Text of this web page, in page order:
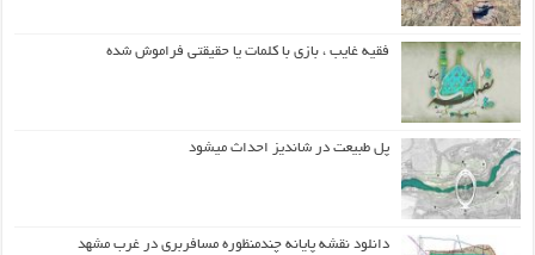
فقیه غایب ، بازی با کلمات یا حقیقتی فراموش شده
پل طبیعت در شاندیز احداث میشود
دانلود نقشه پایانه چندمنظوره مسافربری در غرب مشهد